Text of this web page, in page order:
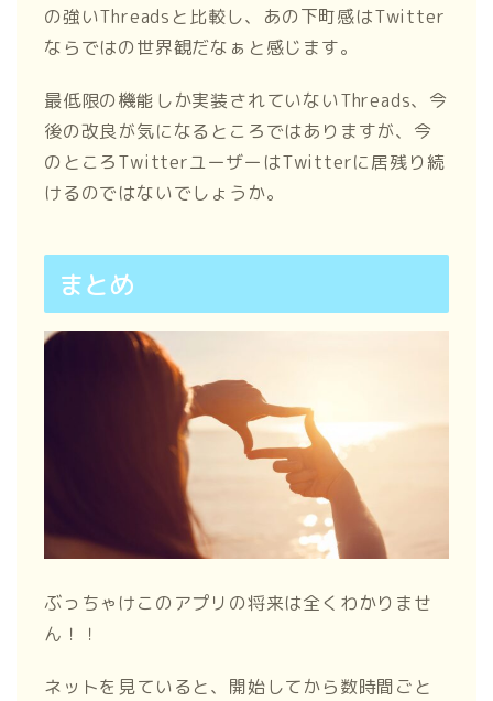
の強いThreadsと比較し、あの下町感はTwitter
ならではの世界観だなぁと感じます。
最低限の機能しか実装されていないThreads、今
後の改良が気になるところではありますが、今
のところTwitterユーザーはTwitterに居残り続
けるのではないでしょうか。
まとめ
ぶっちゃけこのアプリの将来は全くわかりませ
ん！！
ネットを見ていると、開始してから数時間ごと